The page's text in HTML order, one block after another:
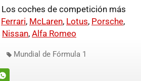
coches de competición más
Ferrari, McLaren, Lotus, Porsche,
Nissan, Alfa Romeo
Mundial de Fórmula 1